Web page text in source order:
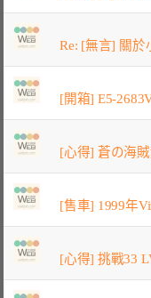
Re: [無言] 關於
[開箱] E5-
[心得] 蒼の海
[售車] 1999年
[心得] 挑戰33